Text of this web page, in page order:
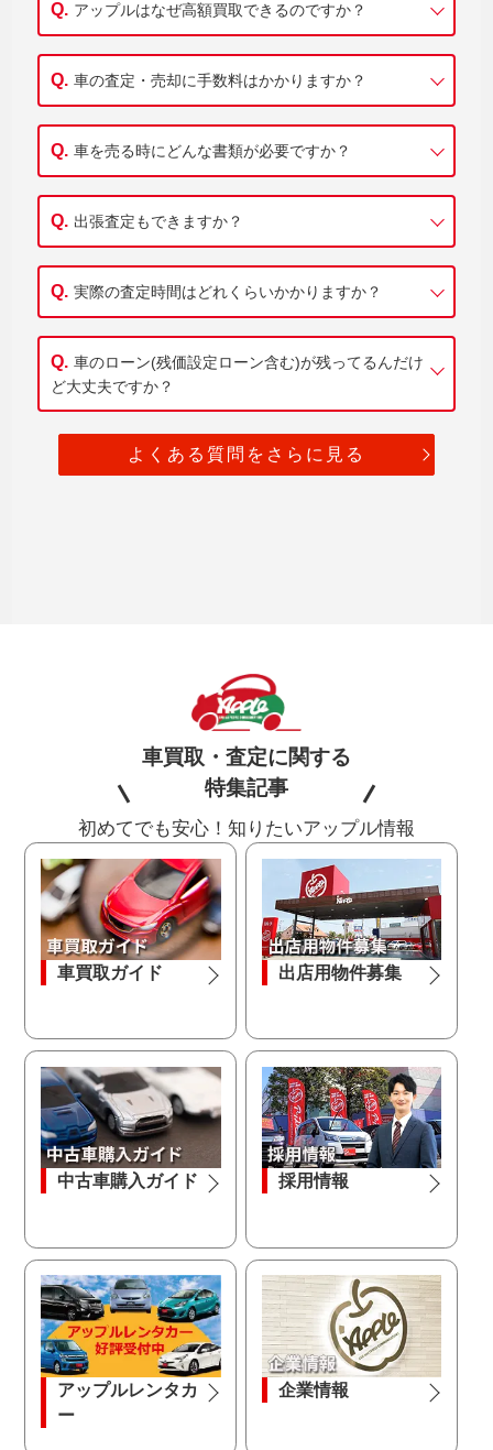
アップルはなぜ高額買取できるのですか？
車の査定・売却に手数料はかかりますか？
車を売る時にどんな書類が必要ですか？
出張査定もできますか？
実際の査定時間はどれくらいかかりますか？
車のローン(残価設定ローン含む)が残ってるんだけ
ど大丈夫ですか？
よくある質問をさらに見る
車買取・査定に関する
特集記事
初めてでも安心！知りたいアップル情報
車買取ガイド 出店用物件募集
中古車購入ガイド 採用情報
アップルレンタカ
ー
企業情報